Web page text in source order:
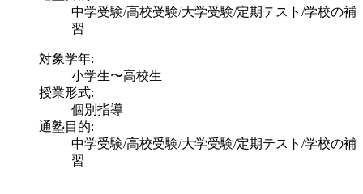
中学受験/高校受験/大学受験/定期テスト/学校の補
習
対象学年:
小学生〜高校生
授業形式:
個別指導
通塾目的:
中学受験/高校受験/大学受験/定期テスト/学校の補
習